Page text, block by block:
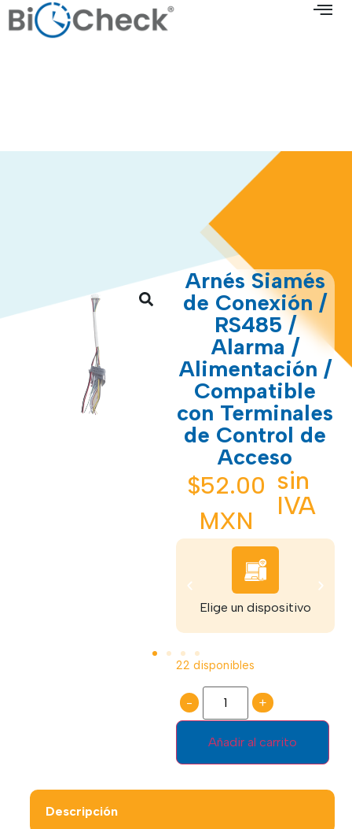
Arnés Siamés
de Conexión /
RS485 /
Alarma /
Alimentación /
Compatible
con Terminales
de Control de
Acceso
$52.00
MXN
sin
IVA
Elige un dispositivo
22 disponibles
- +
Añadir al carrito
Descripción